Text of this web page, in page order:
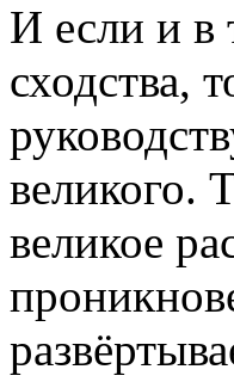
И если и в
сходства,
великого.
великое